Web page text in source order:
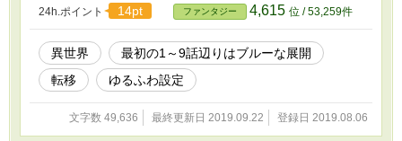
24h.ポイント 14pt ファンタジー 4,615 位 / 53,259件
異世界
最初の1～9話辺りはブルーな展開
転移
ゆるふわ設定
文字数 49,636 最終更新日 2019.09.22 登録日 2019.08.06